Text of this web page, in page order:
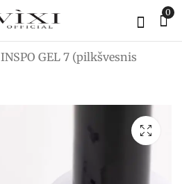
0
INSPO GEL 7 (pilkšvesnis
INSPO GEL 6
FLUID GELIS
[sparkle rose]
16,00